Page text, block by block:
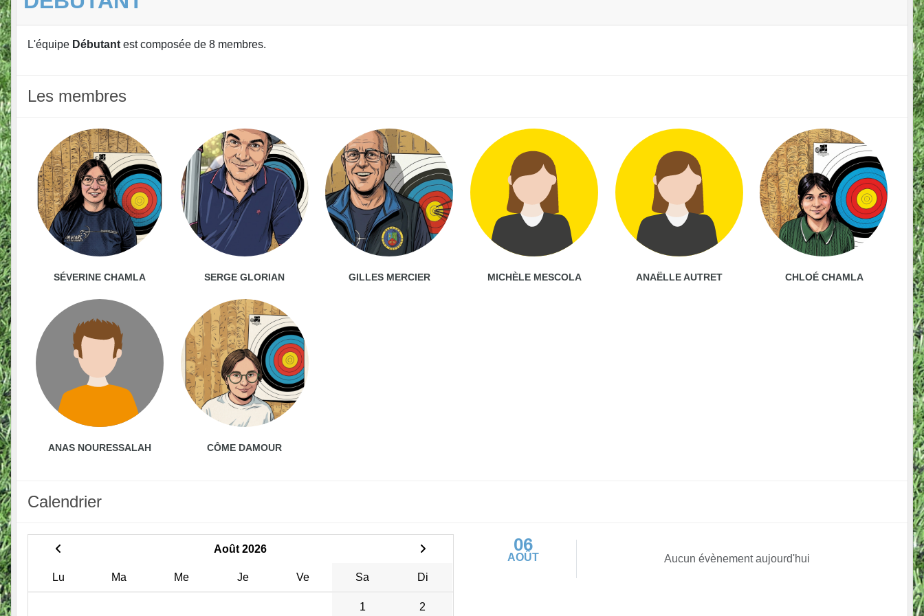
L'équipe Débutant est composée de 8 membres.
Les membres
SÉVERINE CHAMLA SERGE GLORIAN GILLES MERCIER MICHÈLE MESCOLA ANAËLLE AUTRET CHLOÉ CHAMLA
ANAS NOURESSALAH CÔME DAMOUR
Calendrier
Août 2026
Lu Ma Me Je Ve Sa Di
1 2
06
AOÛT Aucun évènement aujourd'hui